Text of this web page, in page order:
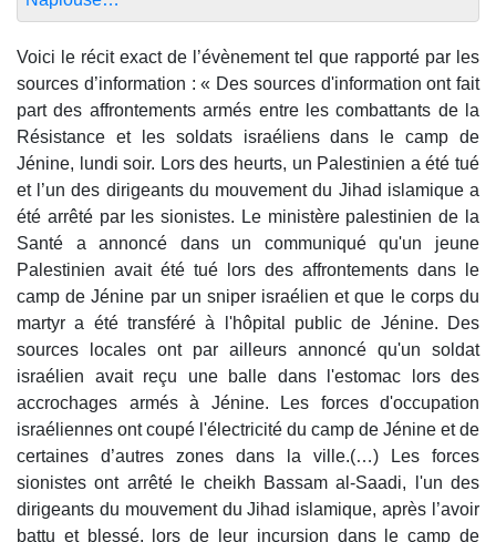
Voici le récit exact de l’évènement tel que rapporté par les
sources d’information : « Des sources d'information ont fait
part des affrontements armés entre les combattants de la
Résistance et les soldats israéliens dans le camp de
Jénine, lundi soir. Lors des heurts, un Palestinien a été tué
et l’un des dirigeants du mouvement du Jihad islamique a
été arrêté par les sionistes. Le ministère palestinien de la
Santé a annoncé dans un communiqué qu'un jeune
Palestinien avait été tué lors des affrontements dans le
camp de Jénine par un sniper israélien et que le corps du
martyr a été transféré à l'hôpital public de Jénine. Des
sources locales ont par ailleurs annoncé qu'un soldat
israélien avait reçu une balle dans l'estomac lors des
accrochages armés à Jénine. Les forces d'occupation
israéliennes ont coupé l'électricité du camp de Jénine et de
certaines d’autres zones dans la ville.(…) Les forces
sionistes ont arrêté le cheikh Bassam al-Saadi, l'un des
dirigeants du mouvement du Jihad islamique, après l’avoir
battu et blessé, lors de leur incursion dans le camp de